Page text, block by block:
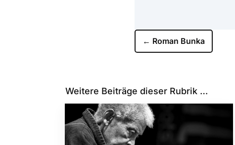
← Roman Bunka
Weitere Beiträge dieser Rubrik …